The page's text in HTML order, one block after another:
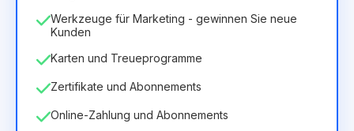
Werkzeuge für Marketing - gewinnen Sie neue
Kunden
Karten und Treueprogramme
Zertifikate und Abonnements
Online-Zahlung und Abonnements